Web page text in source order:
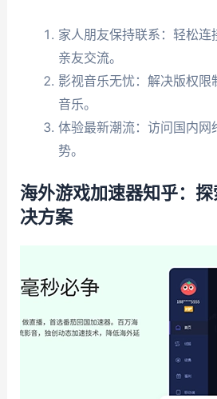
家人朋友保持联系：轻松连
亲友交流。
影视音乐无忧：解决版权限
音乐。
体验最新潮流：访问国内网
势。
海外游戏加速器知乎：
决方案